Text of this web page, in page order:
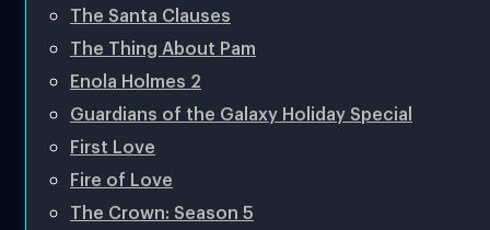
The Santa Clauses
The Thing About Pam
Enola Holmes 2
Guardians of the Galaxy Holiday Special
First Love
Fire of Love
The Crown: Season 5